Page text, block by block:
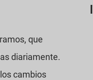
que
diariamente.
cambios